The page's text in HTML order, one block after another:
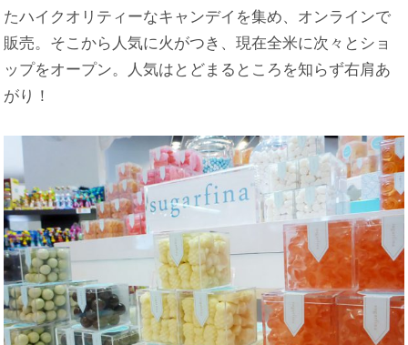
たハイクオリティーなキャンデイを集め、オンラインで
販売。そこから人気に火がつき、現在全米に次々とショ
ップをオープン。人気はとどまるところを知らず右肩あ
がり！